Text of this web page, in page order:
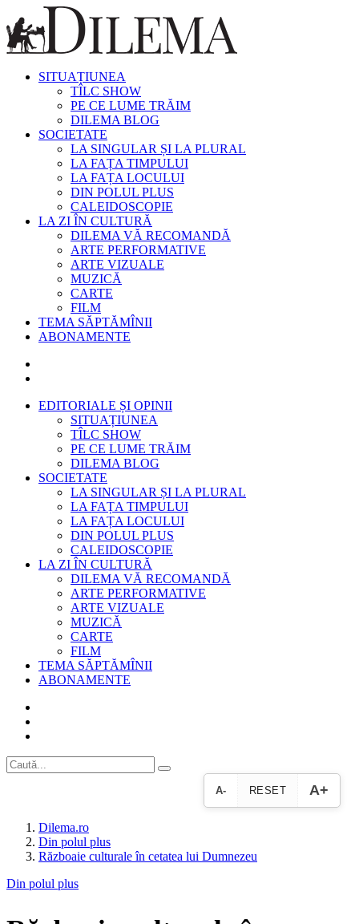
SITUAȚIUNEA
TÎLC SHOW
PE CE LUME TRĂIM
DILEMA BLOG
SOCIETATE
LA SINGULAR ȘI LA PLURAL
LA FAȚA TIMPULUI
LA FAȚA LOCULUI
DIN POLUL PLUS
CALEIDOSCOPIE
LA ZI ÎN CULTURĂ
DILEMA VĂ RECOMANDĂ
ARTE PERFORMATIVE
ARTE VIZUALE
MUZICĂ
CARTE
FILM
TEMA SĂPTĂMÎNII
ABONAMENTE
EDITORIALE ȘI OPINII
SITUAȚIUNEA
TÎLC SHOW
PE CE LUME TRĂIM
DILEMA BLOG
SOCIETATE
LA SINGULAR ȘI LA PLURAL
LA FAȚA TIMPULUI
LA FAȚA LOCULUI
DIN POLUL PLUS
CALEIDOSCOPIE
LA ZI ÎN CULTURĂ
DILEMA VĂ RECOMANDĂ
ARTE PERFORMATIVE
ARTE VIZUALE
MUZICĂ
CARTE
FILM
TEMA SĂPTĂMÎNII
ABONAMENTE
A- RESET A+
Dilema.ro
Din polul plus
Războaie culturale în cetatea lui Dumnezeu
Din polul plus